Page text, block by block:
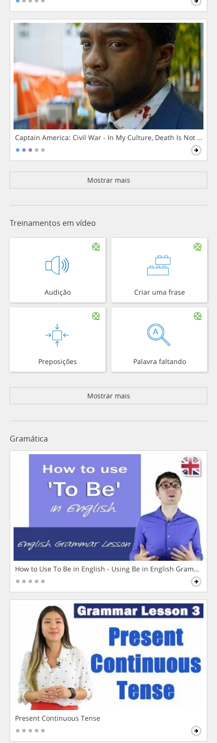
Captain America: Civil War - In My Culture, Death Is Not The
Mostrar mais
Treinamentos em vídeo
Audição Criar uma frase
Preposições Palavra faltando
Mostrar mais
Gramática
How to Use To Be in English - Using Be in English Grammar
Present Continuous Tense